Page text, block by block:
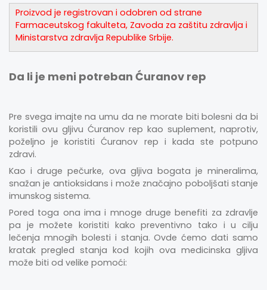
Proizvod je registrovan i odobren od strane
Farmaceutskog fakulteta, Zavoda za zaštitu zdravlja i
Ministarstva zdravlja Republike Srbije.
Da li je meni potreban Ćuranov rep
Pre svega imajte na umu da ne morate biti bolesni da bi
koristili ovu gljivu Ćuranov rep kao suplement, naprotiv,
poželjno je koristiti Ćuranov rep i kada ste potpuno
zdravi.
Kao i druge pečurke, ova gljiva bogata je mineralima,
snažan je antioksidans i može značajno poboljšati stanje
imunskog sistema.
Pored toga ona ima i mnoge druge benefiti za zdravlje
pa je možete koristiti kako preventivno tako i u cilju
lečenja mnogih bolesti i stanja. Ovde ćemo dati samo
kratak pregled stanja kod kojih ova medicinska gljiva
može biti od velike pomoći: